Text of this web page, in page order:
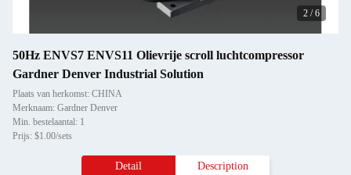
2 /6
50Hz ENVS7 ENVS11 Olievrije scroll luchtcompressor
Gardner Denver Industrial Solution
Plaats van herkomst: CHINA
Merknaam: Gardner Denver
Min. bestelaantal: 1
Prijs: $1.00/sets
Detail Description